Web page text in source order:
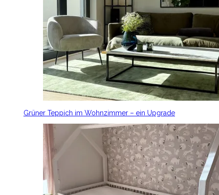
Grüner Teppich im Wohnzimmer – ein Upgrade